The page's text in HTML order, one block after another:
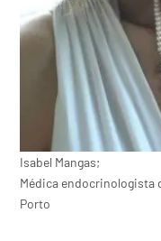
Isabel Mangas;
Médica endocrinologista
Porto